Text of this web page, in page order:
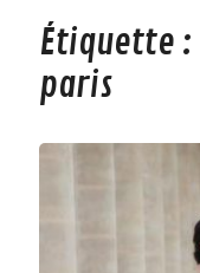
Étiquette :
paris